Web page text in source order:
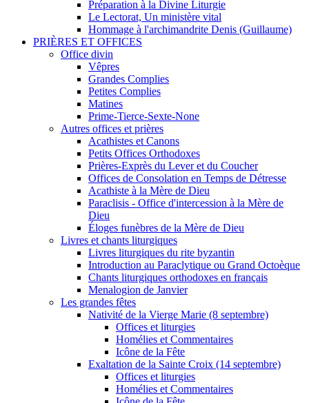
Préparation à la Divine Liturgie
Le Lectorat, Un ministère vital
Hommage à l'archimandrite Denis (Guillaume)
PRIÈRES ET OFFICES
Office divin
Vêpres
Grandes Complies
Petites Complies
Matines
Prime-Tierce-Sexte-None
Autres offices et prières
Acathistes et Canons
Petits Offices Orthodoxes
Prières-Exprès du Lever et du Coucher
Offices de Consolation en Temps de Détresse
Acathiste à la Mère de Dieu
Paraclisis - Office d'intercession à la Mère de
Dieu
Éloges funèbres de la Mère de Dieu
Livres et chants liturgiques
Livres liturgiques du rite byzantin
Introduction au Paraclytique ou Grand Octoèque
Chants liturgiques orthodoxes en français
Menalogion de Janvier
Les grandes fêtes
Nativité de la Vierge Marie (8 septembre)
Offices et liturgies
Homélies et Commentaires
Icône de la Fête
Exaltation de la Sainte Croix (14 septembre)
Offices et liturgies
Homélies et Commentaires